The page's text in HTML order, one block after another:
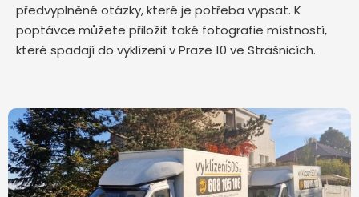
předvyplněné otázky, které je potřeba vypsat. K
poptávce můžete přiložit také fotografie místností,
které spadají do vyklízení v Praze 10 ve Strašnicích.